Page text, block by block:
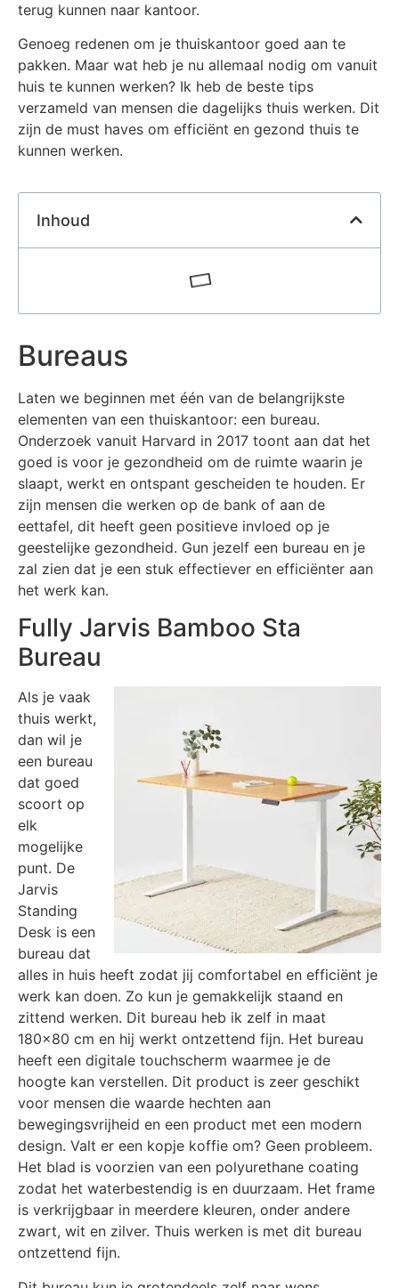
terug kunnen naar kantoor.
Genoeg redenen om je thuiskantoor goed aan te
pakken. Maar wat heb je nu allemaal nodig om vanuit
huis te kunnen werken? Ik heb de beste tips
verzameld van mensen die dagelijks thuis werken. Dit
zijn de must haves om efficiënt en gezond thuis te
kunnen werken.
Inhoud
Bureaus
Laten we beginnen met één van de belangrijkste
elementen van een thuiskantoor: een bureau.
Onderzoek vanuit Harvard in 2017 toont aan dat het
goed is voor je gezondheid om de ruimte waarin je
slaapt, werkt en ontspant gescheiden te houden. Er
zijn mensen die werken op de bank of aan de
eettafel, dit heeft geen positieve invloed op je
geestelijke gezondheid. Gun jezelf een bureau en je
zal zien dat je een stuk effectiever en efficiënter aan
het werk kan.
Fully Jarvis Bamboo Sta
Bureau
Als je vaak
thuis werkt,
dan wil je
een bureau
dat goed
scoort op
elk
mogelijke
punt. De
Jarvis
Standing
Desk is een
bureau dat
alles in huis heeft zodat jij comfortabel en efficiënt je
werk kan doen. Zo kun je gemakkelijk staand en
zittend werken. Dit bureau heb ik zelf in maat
180×80 cm en hij werkt ontzettend fijn. Het bureau
heeft een digitale touchscherm waarmee je de
hoogte kan verstellen. Dit product is zeer geschikt
voor mensen die waarde hechten aan
bewegingsvrijheid en een product met een modern
design. Valt er een kopje koffie om? Geen probleem.
Het blad is voorzien van een polyurethane coating
zodat het waterbestendig is en duurzaam. Het frame
is verkrijgbaar in meerdere kleuren, onder andere
zwart, wit en zilver. Thuis werken is met dit bureau
ontzettend fijn.